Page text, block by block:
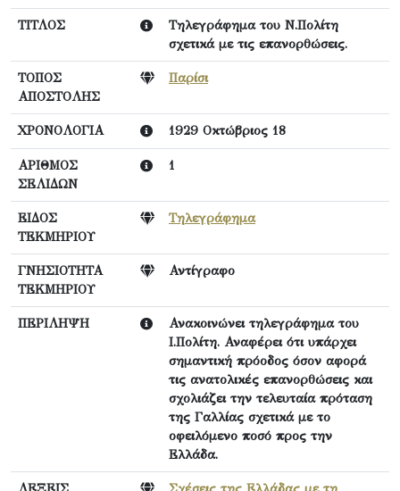
ΤΙΤΛΟΣ
Τηλεγράφημα του Ν.Πολίτη
σχετικά με τις επανορθώσεις.
ΤΟΠΟΣ
ΑΠΟΣΤΟΛΗΣ
Παρίσι
ΧΡΟΝΟΛΟΓΙΑ 1929 Οκτώβριος 18
ΑΡΙΘΜΟΣ
ΣΕΛΙΔΩΝ
1
ΕΙΔΟΣ
ΤΕΚΜΗΡΙΟΥ
Τηλεγράφημα
ΓΝΗΣΙΟΤΗΤΑ
ΤΕΚΜΗΡΙΟΥ
Αντίγραφο
ΠΕΡΙΛΗΨΗ
Ανακοινώνει τηλεγράφημα του
Ι.Πολίτη. Αναφέρει ότι υπάρχει
σημαντική πρόοδος όσον αφορά
τις ανατολικές επανορθώσεις και
σχολιάζει την τελευταία πρόταση
της Γαλλίας σχετικά με το
οφειλόμενο ποσό προς την
Ελλάδα.